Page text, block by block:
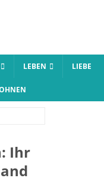
LEBEN LIEBE
Ihr